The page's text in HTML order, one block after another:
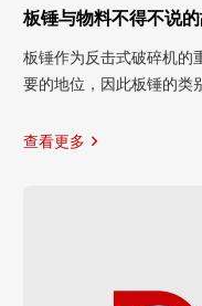
板锤与物料不得不说
板锤作为反击式破碎机的
要的地位，因此板锤的类
查看更多